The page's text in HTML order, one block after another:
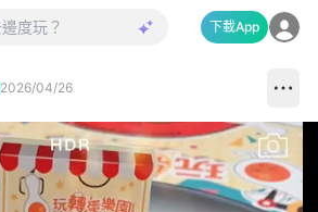
下載App
2026/04/26